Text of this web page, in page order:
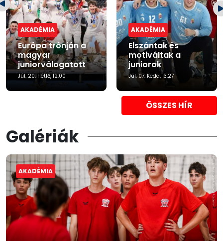
AKADÉMIA
Európa trónján a
magyar
juniorválogatott
Júl. 20. Hétfő, 12:00
AKADÉMIA
Elszántak és
motiváltak a
juniorok
Júl. 07. Kedd, 13:27
ÖSSZES HÍR
Galériák
AKADÉMIA